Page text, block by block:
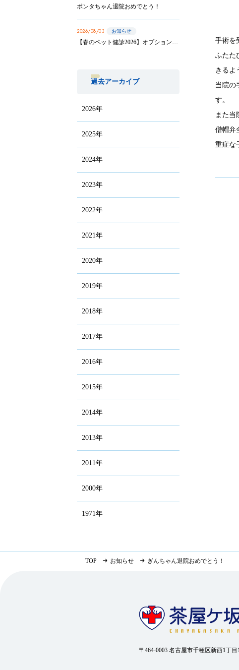
ポンタちゃん退院おめでとう！
2026/08/03 お知らせ
【春のペット健診2026】オプション実施は8/31まで！
過去アーカイブ
2026年
2025年
2024年
2023年
2022年
2021年
2020年
2019年
2018年
2017年
2016年
2015年
2014年
2013年
2011年
2000年
1971年
手術を
ふたた
きるよ
当院の
す。
また当
僧帽弁
重症な
TOP お知らせ ぎんちゃん退院おめでとう！
〒464-0003 名古屋市千種区新西1丁目